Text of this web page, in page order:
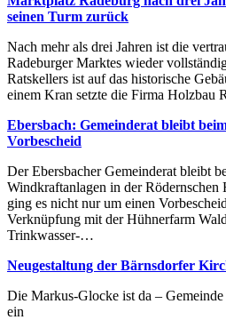
seinen Turm zurück
Nach mehr als drei Jahren ist die
Radeburger Marktes wieder
Ratskellers ist auf das historische
einem Kran setzte die Firma Holzbau
Ebersbach: Gemeinderat bleibt
Vorbescheid
Der Ebersbacher Gemeinderat bleibt
Windkraftanlagen in der Rödernschen
ging es nicht nur um einen
Verknüpfung mit der Hühnerfarm
Trinkwasser-…
Neugestaltung der Bärnsdorfer
Die Markus-Glocke ist da –
ein